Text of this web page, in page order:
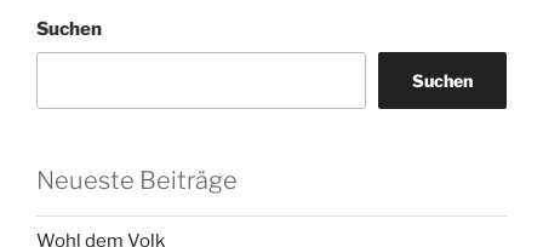
Suchen
Suchen
Neueste Beiträge
Wohl dem Volk